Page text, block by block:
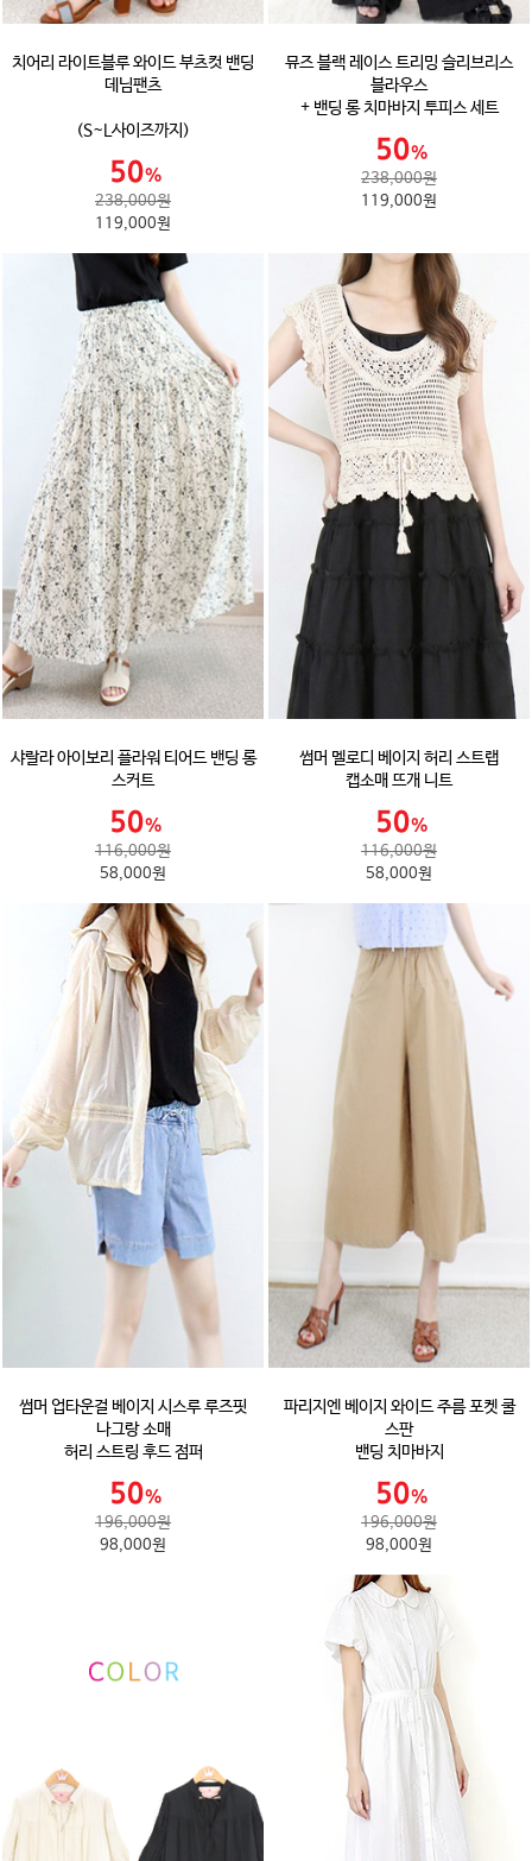
치어리 라이트블루 와이드 부츠컷 밴딩
데님팬츠
(S~L사이즈까지)
238,000원
119,000원
뮤즈 블랙 레이스 트리밍 슬리브리스
블라우스
+ 밴딩 롱 치마바지 투피스 세트
238,000원
119,000원
샤랄라 아이보리 플라워 티어드 밴딩 롱
스커트
116,000원
58,000원
썸머 멜로디 베이지 허리 스트랩
캡소매 뜨개 니트
116,000원
58,000원
썸머 업타운걸 베이지 시스루 루즈핏
나그랑 소매
허리 스트링 후드 점퍼
196,000원
98,000원
파리지엔 베이지 와이드 주름 포켓 쿨
스판
밴딩 치마바지
196,000원
98,000원